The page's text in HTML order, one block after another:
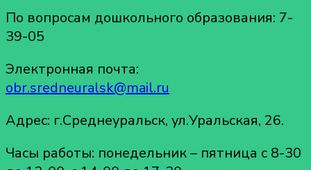
По вопросам дошкольного образования: 7-
39-05
Электронная почта:
obr.sredneuralsk@mail.ru
Адрес: г.Среднеуральск, ул.Уральская, 26.
Часы работы: понедельник – пятница с 8-30